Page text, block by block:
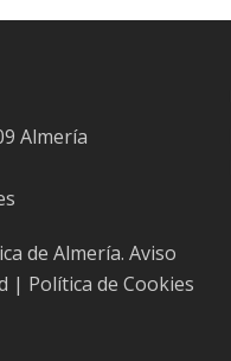
Almería
de Almería. Aviso
| Política de Cookies